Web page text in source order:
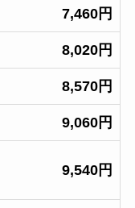
7,460円
8,020円
8,570円
9,060円
9,540円